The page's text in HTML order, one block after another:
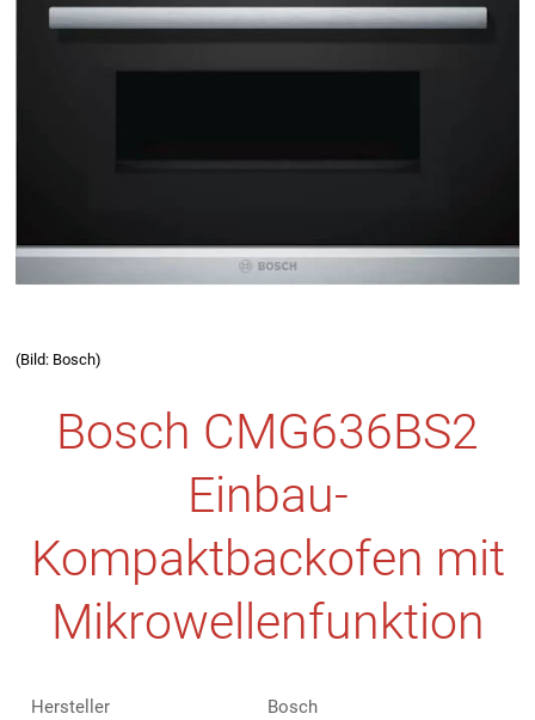
(Bild: Bosch)
Bosch CMG636BS2
Einbau-
Kompaktbackofen mit
Mikrowellenfunktion
Hersteller
Bosch